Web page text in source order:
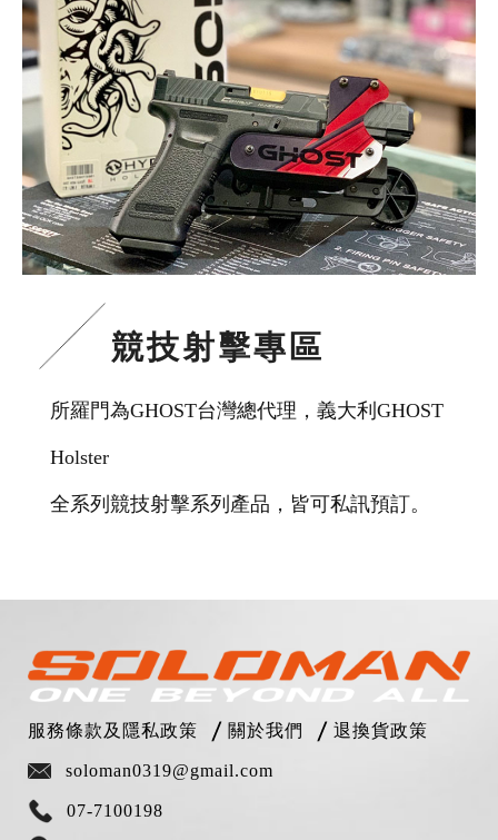
競技射擊專區
所羅門為GHOST台灣總代理，義大利GHOST
Holster
全系列競技射擊系列產品，皆可私訊預訂。
服務條款及隱私政策 關於我們
退換貨政策
soloman0319@gmail.com
07-7100198